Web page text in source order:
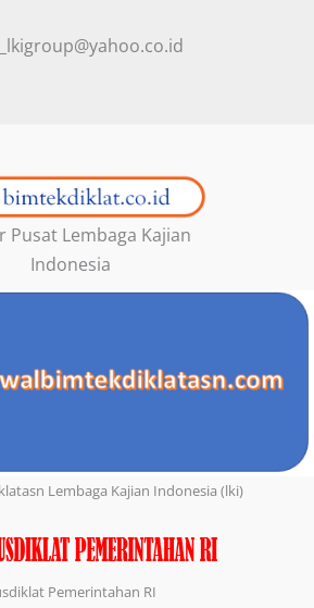
Pusat Lembaga Kajian
Indonesia
Lembaga Kajian Indonesia (lki)
Pemerintahan RI